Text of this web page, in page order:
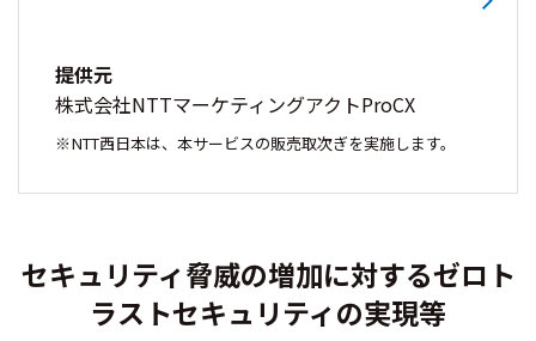
提供元
株式会社NTTマーケティングアクトProCX
NTT西日本は、本サービスの販売取次ぎを実施します。
セキュリティ脅威の増加に対するゼロト
ラストセキュリティの実現等